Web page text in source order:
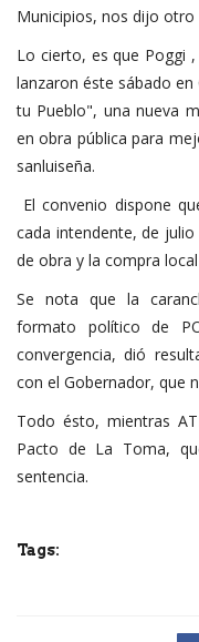
Municipios, nos dijo otro
Lo cierto, es que Poggi
lanzaron éste sábado
tu Pueblo", una nueva
en obra pública para
sanluiseña.
El convenio dispone
cada intendente, de
de obra y la compra
Se nota que la
formato político de
convergencia, dió
con el Gobernador, que
Todo ésto, mientras
Pacto de La Toma,
sentencia.
Tags: